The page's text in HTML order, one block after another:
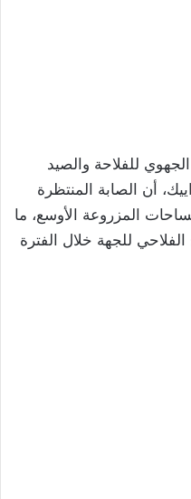
للفلاحة والصيد
أن الصابة المنتظرة
المزروعة الأوسع، ما
للجهة خلال الفترة